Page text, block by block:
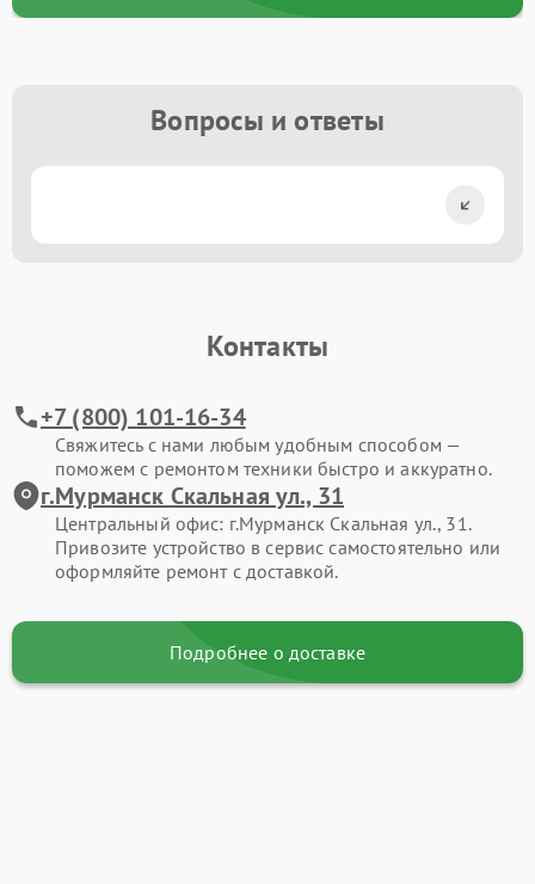
Вопросы и ответы
Контакты
+7 (800) 101-16-34
Свяжитесь с нами любым удобным способом —
поможем с ремонтом техники быстро и аккуратно.
г.Мурманск Скальная ул., 31
Центральный офис: г.Мурманск Скальная ул., 31.
Привозите устройство в сервис самостоятельно или
оформляйте ремонт с доставкой.
Подробнее о доставке